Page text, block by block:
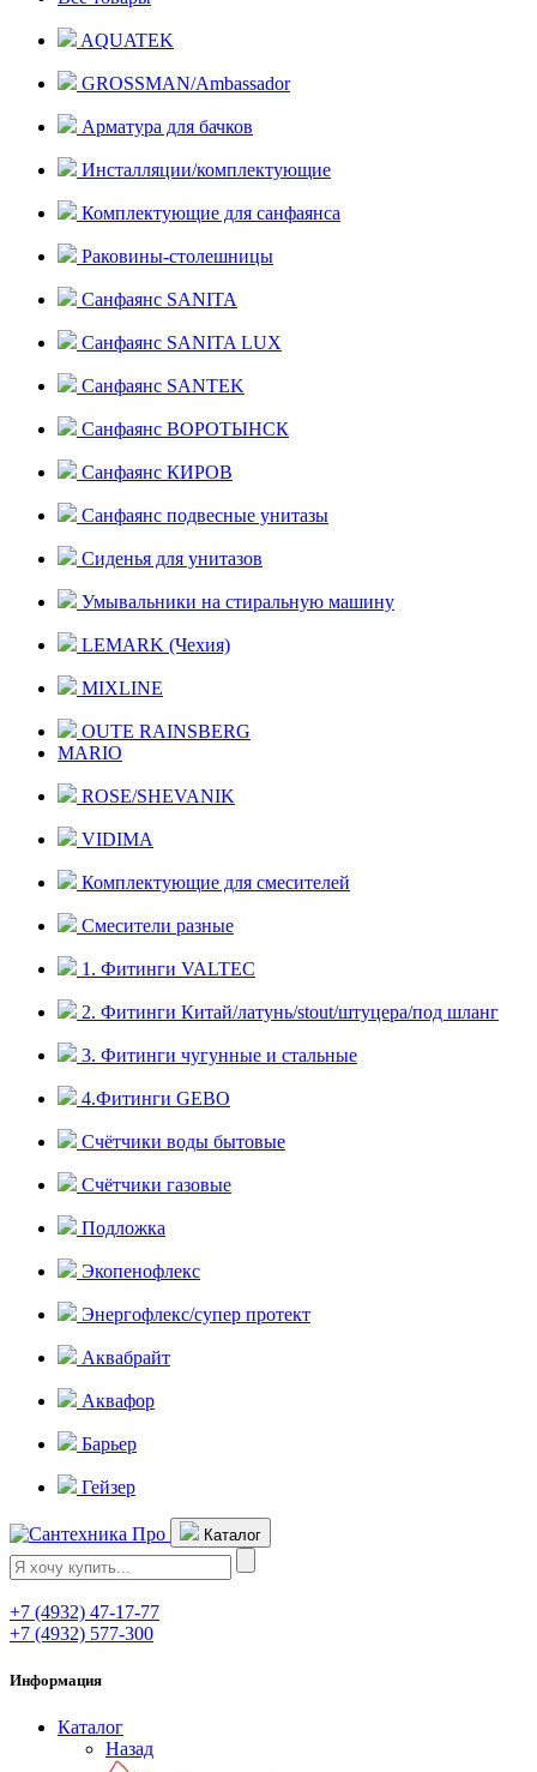
AQUATEK
GROSSMAN/Ambassador
Арматура для бачков
Инсталляции/комплектующие
Комплектующие для санфаянса
Раковины-столешницы
Санфаянс SANITA
Санфаянс SANITA LUX
Санфаянс SANTEK
Санфаянс ВОРОТЫНСК
Санфаянс КИРОВ
Санфаянс подвесные унитазы
Сиденья для унитазов
Умывальники на стиральную машину
LEMARK (Чехия)
MIXLINE
OUTE RAINSBERG
MARIO
ROSE/SHEVANIK
VIDIMA
Комплектующие для смесителей
Смесители разные
1. Фитинги VALTEC
2. Фитинги Китай/латунь/stout/штуцера/под шланг
3. Фитинги чугунные и стальные
4.Фитинги GEBO
Счётчики воды бытовые
Счётчики газовые
Подложка
Экопенофлекс
Энергофлекс/супер протект
Аквабрайт
Аквафор
Барьер
Гейзер
Каталог
+7 (4932) 47-17-77
+7 (4932) 577-300
Информация
Каталог
Назад